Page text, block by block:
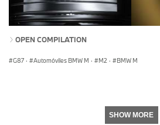
OPEN COMPILATION
G87 · Automóviles BMW M · M2 · BMW M
SHOW MORE